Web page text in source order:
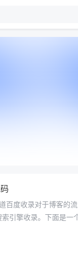
百度收录对于博客的
引擎收录。下面是